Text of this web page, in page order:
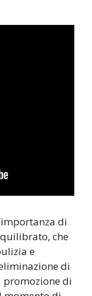
di
che
e
di
promozione di